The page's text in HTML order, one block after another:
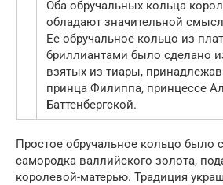
Оба обручальных кольца
обладают значительной
Ее обручальное кольцо из
бриллиантами было сделано
взятых из тиары,
принца Филиппа, принцессе
Баттенбергской.
Простое обручальное кольцо было
самородка валлийского золота,
королевой-матерью. Традиция